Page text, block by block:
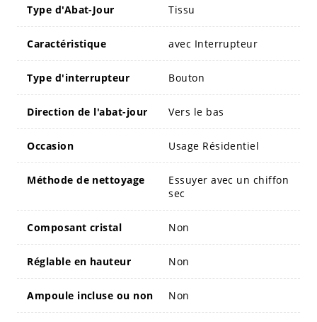
Type d'Abat-Jour Tissu
Caractéristique avec Interrupteur
Type d'interrupteur Bouton
Direction de l'abat-jour Vers le bas
Occasion Usage Résidentiel
Méthode de nettoyage
Essuyer avec un chiffon
sec
Composant cristal Non
Réglable en hauteur Non
Ampoule incluse ou non Non